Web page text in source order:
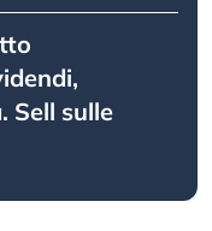
Sell sulle